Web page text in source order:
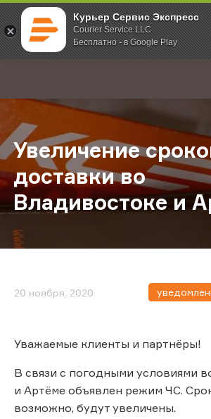
Курьер Сервис Экспресс
Courier Service LLC
Бесплатно - в Google Play
; Главная О компании Новости
Увеличение
доставки во
Владивостоке и
20 ноября, 2020
Уважаемые клиенты и партнёры!
В связи с погодными условиями
и Артёме объявлен режим ЧС.
возможно, будут увеличены.